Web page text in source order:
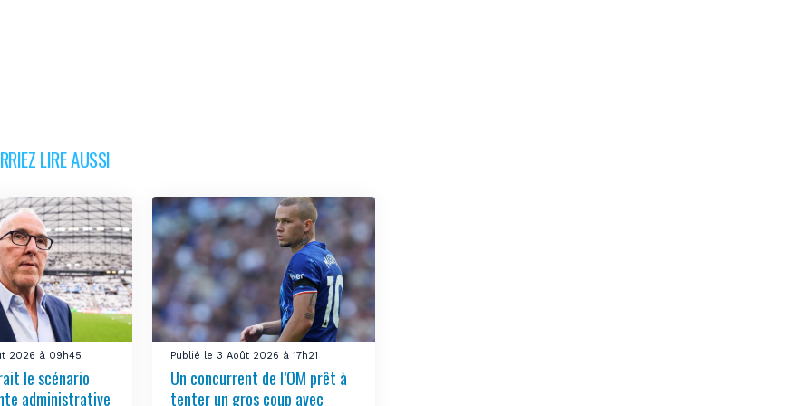
LIRE AUSSI
2026 à 09h45
le scénario
administrative
Publié le 3 Août 2026 à 17h21
Un concurrent de l’OM prêt à
tenter un gros coup avec